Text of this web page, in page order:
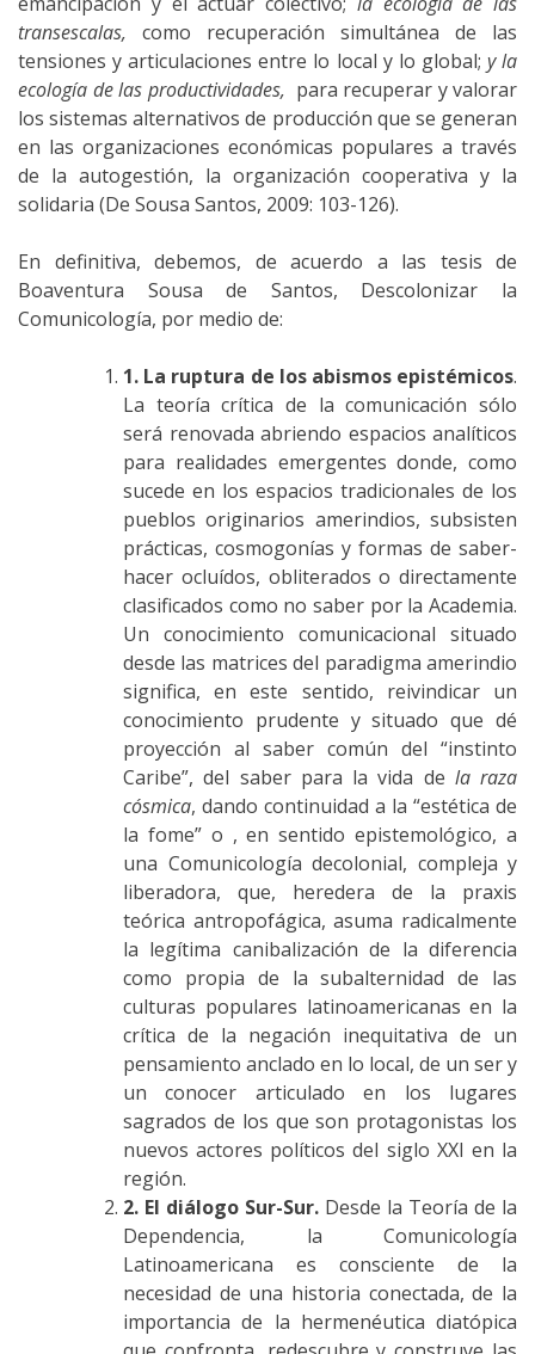
transescalas, como recuperación simultánea de las
tensiones y articulaciones entre lo local y lo global; y la
ecología de las productividades, para recuperar y valorar
los sistemas alternativos de producción que se generan
en las organizaciones económicas populares a través
de la autogestión, la organización cooperativa y la
solidaria (De Sousa Santos, 2009: 103-126).
En definitiva, debemos, de acuerdo a las tesis de
Boaventura Sousa de Santos, Descolonizar la
Comunicología, por medio de:
1. La ruptura de los abismos epistémicos.
La teoría crítica de la comunicación sólo
será renovada abriendo espacios analíticos
para realidades emergentes donde, como
sucede en los espacios tradicionales de los
pueblos originarios amerindios, subsisten
prácticas, cosmogonías y formas de saber-
hacer ocluídos, obliterados o directamente
clasificados como no saber por la Academia.
Un conocimiento comunicacional situado
desde las matrices del paradigma amerindio
significa, en este sentido, reivindicar un
conocimiento prudente y situado que dé
proyección al saber común del “instinto
Caribe”, del saber para la vida de la raza
cósmica, dando continuidad a la “estética de
la fome” o , en sentido epistemológico, a
una Comunicología decolonial, compleja y
liberadora, que, heredera de la praxis
teórica antropofágica, asuma radicalmente
la legítima canibalización de la diferencia
como propia de la subalternidad de las
culturas populares latinoamericanas en la
crítica de la negación inequitativa de un
pensamiento anclado en lo local, de un ser y
un conocer articulado en los lugares
sagrados de los que son protagonistas los
nuevos actores políticos del siglo XXI en la
región.
2. El diálogo Sur-Sur. Desde la Teoría de la
Dependencia, la Comunicología
Latinoamericana es consciente de la
necesidad de una historia conectada, de la
importancia de la hermenéutica diatópica